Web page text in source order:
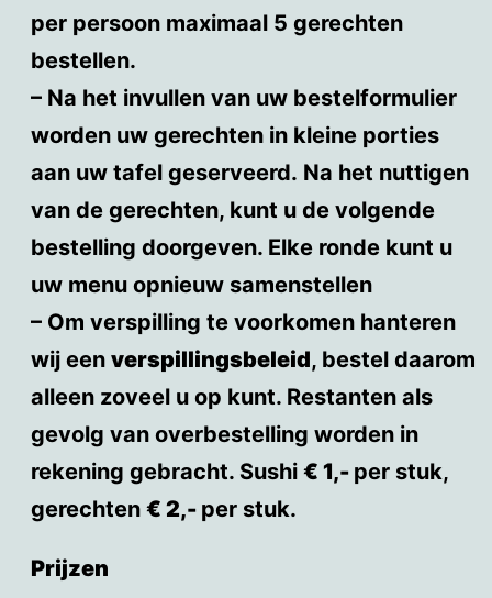
per persoon maximaal 5 gerechten
bestellen.
– Na het invullen van uw bestelformulier
worden uw gerechten in kleine porties
aan uw tafel geserveerd. Na het nuttigen
van de gerechten, kunt u de volgende
bestelling doorgeven. Elke ronde kunt u
uw menu opnieuw samenstellen
– Om verspilling te voorkomen hanteren
wij een verspillingsbeleid, bestel daarom
alleen zoveel u op kunt. Restanten als
gevolg van overbestelling worden in
rekening gebracht. Sushi € 1,- per stuk,
gerechten € 2,- per stuk.
Prijzen